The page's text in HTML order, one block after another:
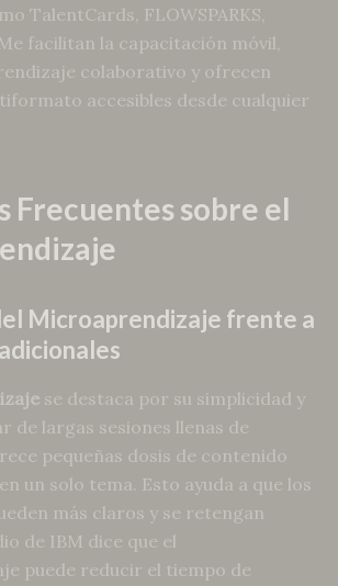
TalentCards, FLOWSPARKS,
facilitan la capacitación móvil,
colaborativo y ofrecen
accesibles desde cualquier
Frecuentes sobre el
Microaprendizaje frente a
se destaca por su simplicidad y
de largas sesiones llenas de
pequeñas dosis de contenido
un solo tema. Esto ayuda a que los
más claros y se retengan
de IBM dice que el
puede reducir el tiempo de